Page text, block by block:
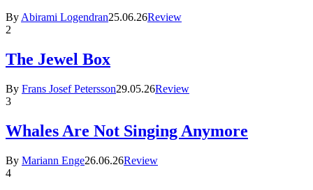
By Abirami Logendran25.06.26Review
2
The Jewel Box
By Frans Josef Petersson29.05.26Review
3
Whales Are Not Singing Anymore
By Mariann Enge26.06.26Review
4